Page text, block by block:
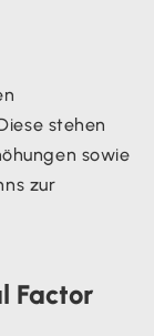
stehen
sowie
zur
Factor